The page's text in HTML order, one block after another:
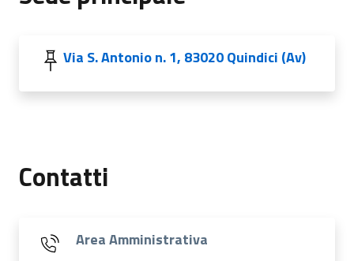
Via S. Antonio n. 1, 83020 Quindici (Av)
Contatti
Area Amministrativa